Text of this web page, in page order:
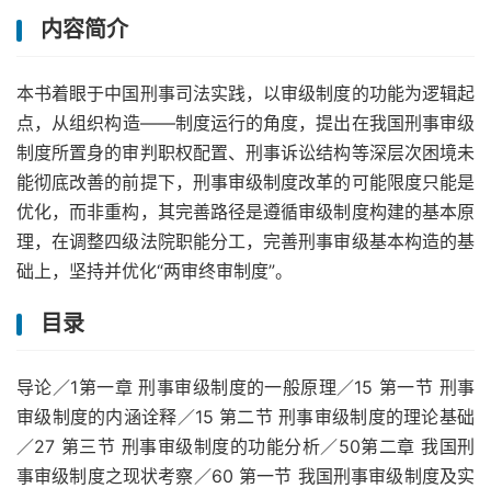
内容简介
本书着眼于中国刑事司法实践，以审级制度的功能为逻辑起
点，从组织构造——制度运行的角度，提出在我国刑事审级
制度所置身的审判职权配置、刑事诉讼结构等深层次困境未
能彻底改善的前提下，刑事审级制度改革的可能限度只能是
优化，而非重构，其完善路径是遵循审级制度构建的基本原
理，在调整四级法院职能分工，完善刑事审级基本构造的基
础上，坚持并优化“两审终审制度”。
目录
导论／1第一章 刑事审级制度的一般原理／15 第一节 刑事
审级制度的内涵诠释／15 第二节 刑事审级制度的理论基础
／27 第三节 刑事审级制度的功能分析／50第二章 我国刑
事审级制度之现状考察／60 第一节 我国刑事审级制度及实